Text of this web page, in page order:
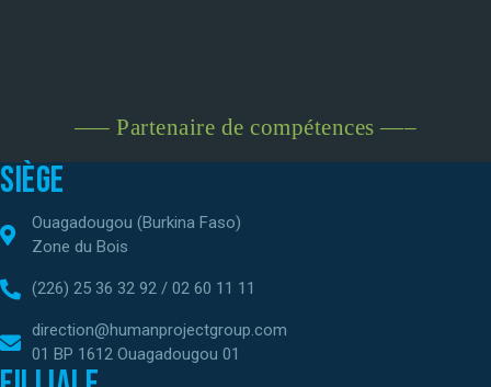
—– Partenaire de compétences —–
Siège
Ouagadougou (Burkina Faso)
Zone du Bois
(226) 25 36 32 92 / 02 60 11 11
direction@humanprojectgroup.com
01 BP 1612 Ouagadougou 01